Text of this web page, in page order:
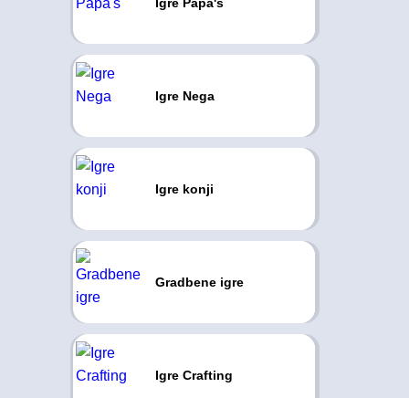
Igre Nega
Igre konji
Gradbene igre
Igre Crafting